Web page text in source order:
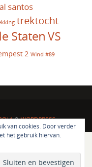
santos
trektocht
StatenVS
2 Wind #89
&WORDPRESS.
van cookies. Door verder
het gebruik hiervan.